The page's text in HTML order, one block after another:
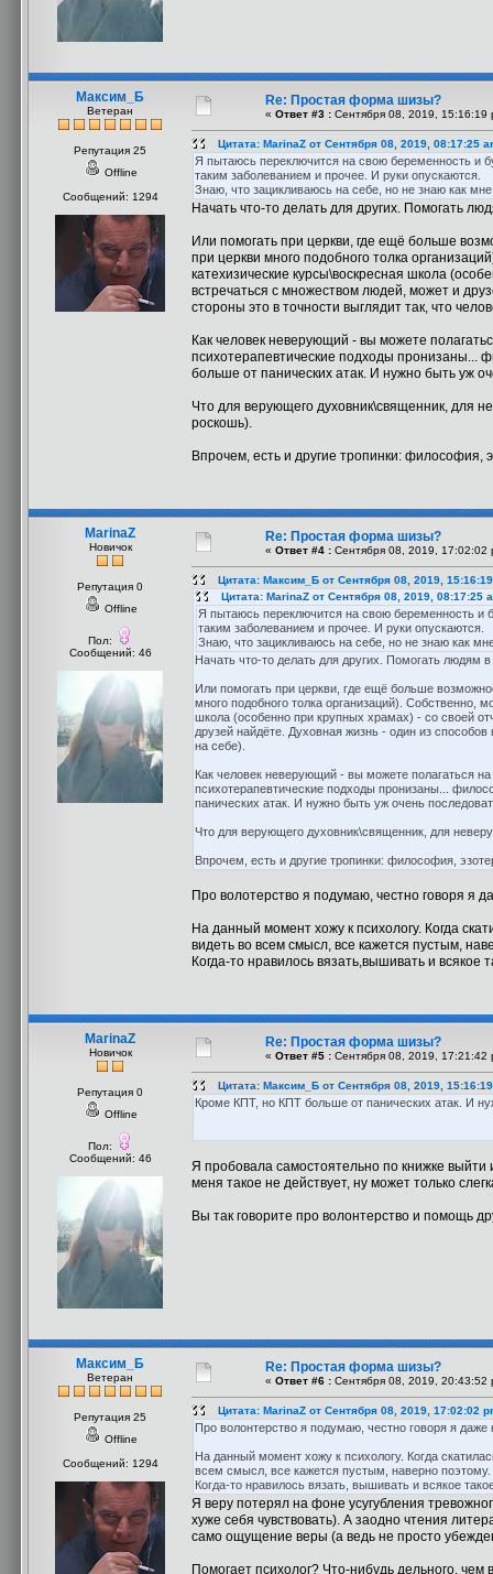
Максим_Б
Ветеран
Репутация 25
Offline
Сообщений: 1294
Re: Простая форма шизы?
« Ответ #3 : Сентября 08, 2019, 15:16:19
Цитата: MarinaZ от Сентября 08, 2019, 08:17:25
Я пытаюсь переключится на свою беременность и
таким заболеванием и прочее. И руки опускаются.
Знаю, что зацикливаюсь на себе, но не знаю как мне
Начать что-то делать для других. Помогать
Или помогать при церкви, где ещё больше
при церкви много подобного толка
катехизические курсы\воскресная школа
встречаться с множеством людей, может и
стороны это в точности выглядит так, что
Как человек неверующий - вы можете
психотерапевтические подходы пронизаны...
больше от панических атак. И нужно быть уж
Что для верующего духовник\священник, для
роскошь).
Впрочем, есть и другие тропинки: философия,
MarinaZ
Новичок
Репутация 0
Offline
Пол:
Сообщений: 46
Re: Простая форма шизы?
« Ответ #4 : Сентября 08, 2019, 17:02:02
Цитата: Максим_Б от Сентября 08, 2019,
Цитата: MarinaZ от Сентября 08, 2019, 08:17:25
Я пытаюсь переключится на свою беременность и
таким заболеванием и прочее. И руки опускаются.
Знаю, что зацикливаюсь на себе, но не знаю как
Начать что-то делать для других. Помогать людям
Или помогать при церкви, где ещё больше
много подобного толка организаций). Собственно,
школа (особенно при крупных храмах) - со своей
друзей найдёте. Духовная жизнь - один из
на себе).
Как человек неверующий - вы можете полагаться
психотерапевтические подходы пронизаны...
панических атак. И нужно быть уж очень
Что для верующего духовник\священник, для
Впрочем, есть и другие тропинки: философия,
Про волотерство я подумаю, честно говоря я
На данный момент хожу к психологу. Когда
видеть во всем смысл, все кажется пустым,
Когда-то нравилось вязать,вышивать и
MarinaZ
Новичок
Репутация 0
Offline
Пол:
Сообщений: 46
Re: Простая форма шизы?
« Ответ #5 : Сентября 08, 2019, 17:21:42
Цитата: Максим_Б от Сентября 08, 2019,
Кроме КПТ, но КПТ больше от панических атак. И
Я пробовала самостоятельно по книжке
меня такое не действует, ну может только
Вы так говорите про волонтерство и помощь
Максим_Б
Ветеран
Репутация 25
Offline
Сообщений: 1294
Re: Простая форма шизы?
« Ответ #6 : Сентября 08, 2019, 20:43:52
Цитата: MarinaZ от Сентября 08, 2019, 17:02:02
Про волонтерство я подумаю, честно говоря я даже
На данный момент хожу к психологу. Когда
всем смысл, все кажется пустым, наверно поэтому.
Когда-то нравилось вязать, вышивать и всякое
Я веру потерял на фоне усугубления
хуже себя чувствовать). А заодно чтения
само ощущение веры (а ведь не просто
Помогает психолог? Что-нибудь дельного,